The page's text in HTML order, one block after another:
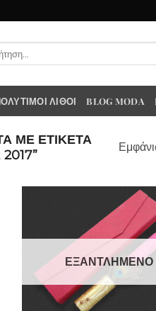
ΛΊΘΟΙ BLOG MODA
ΜΕ ΕΤΙΚΈΤΑ
ΕΞΑΝΤΛΗΜΈΝΟ